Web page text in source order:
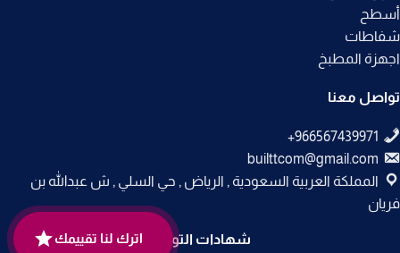
أسطح
شفاطات
اجهزة المطبخ
تواصل معنا
builttcom@gmail.com
المملكة العربية السعودية , الرياض , حي السلي , ش عبدالله بن
فريان
شهادات التوثيق اترك لنا تقييمك